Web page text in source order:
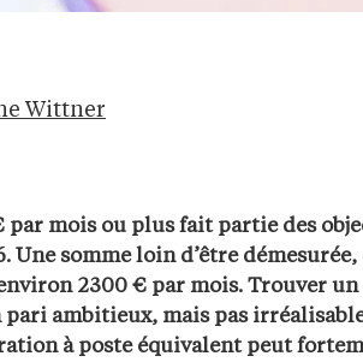
Wittner
par mois ou plus fait partie des
Une somme loin d’être
2300 € par mois. Trouver
pari ambitieux, mais pas
à poste équivalent peut